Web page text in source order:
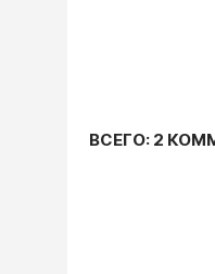
ВСЕГО: 2